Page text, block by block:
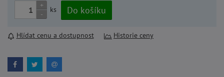
+
-
ks Do košíku
Hlídat cenu a dostupnost Historie ceny